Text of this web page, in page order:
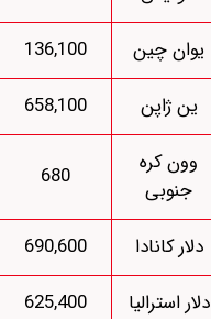
یوان چین
136,100
ین ژاپن
658,100
وون کره
جنوبی
680
دلار کانادا
690,600
دلار استرالیا
625,400